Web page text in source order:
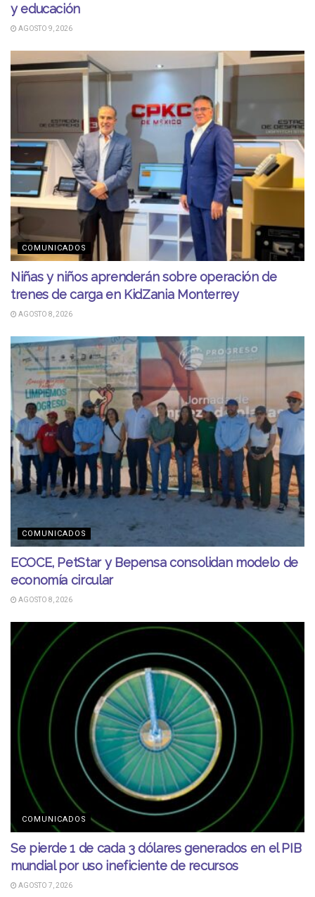
y educación
AGOSTO 9, 2026
COMUNICADOS
Niñas y niños aprenderán sobre operación de
trenes de carga en KidZania Monterrey
AGOSTO 8, 2026
COMUNICADOS
ECOCE, PetStar y Bepensa consolidan modelo de
economía circular
AGOSTO 8, 2026
COMUNICADOS
Se pierde 1 de cada 3 dólares generados en el PIB
mundial por uso ineficiente de recursos
AGOSTO 7, 2026